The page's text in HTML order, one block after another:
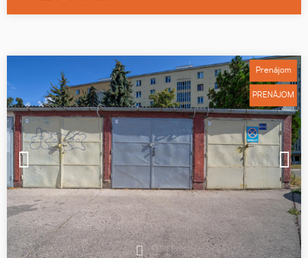
1 2 3
Prenájom
PRENÁJOM